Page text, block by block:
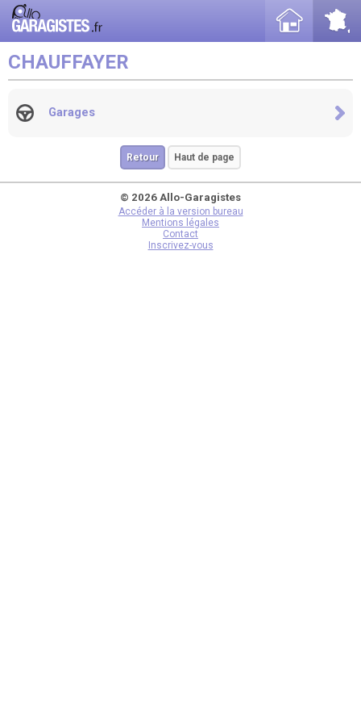
CHAUFFAYER
Garages
Retour Haut de page
© 2026 Allo-Garagistes
Accéder à la version bureau
Mentions légales
Contact
Inscrivez-vous